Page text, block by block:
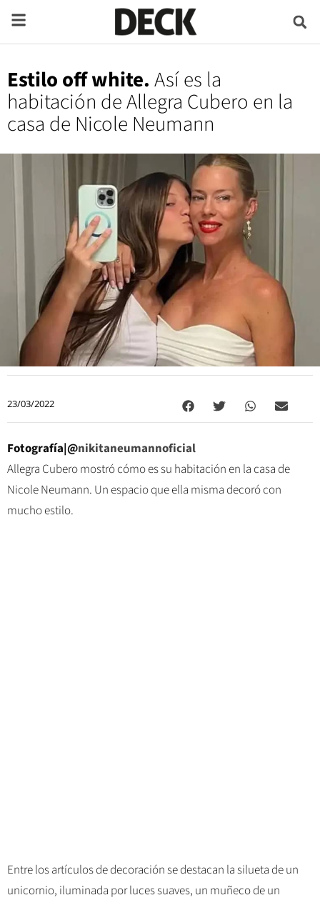
Estilo off white.Así es la
habitación de Allegra Cubero en la
casa de Nicole Neumann
23/03/2022
Fotografía|@nikitaneumannoficial
Allegra Cubero mostró cómo es su habitación en la casa de
Nicole Neumann. Un espacio que ella misma decoró con
mucho estilo.
Entre los artículos de decoración se destacan la silueta de un
unicornio, iluminada por luces suaves, un muñeco de un